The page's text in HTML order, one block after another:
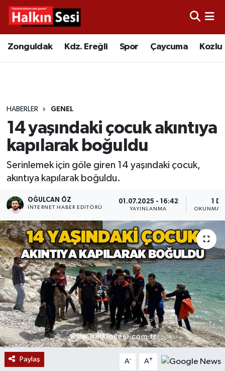
Zonguldak Kdz. Ereğli Spor Çaycuma Kozlu
HABERLER GENEL
14 yaşındaki çocuk akıntıya
kapılarak boğuldu
Serinlemek için göle giren 14 yaşındaki çocuk,
akıntıya kapılarak boğuldu.
OĞULCAN ÖZ
İNTERNET HABER EDITÖRÜ
01.07.2025 - 16:42
YAYINLANMA
1 DK
OKUNMA
Paylaş A- A+
Video
Çaycuma
Alaplı
Asayiş
Devrek
Bolu
ÇEVRE
BİLİM VE TEKNOLOJİ
DUNYA
Merkez Hava Durumu
Tüm Manşetler
Son Dakika Haberleri